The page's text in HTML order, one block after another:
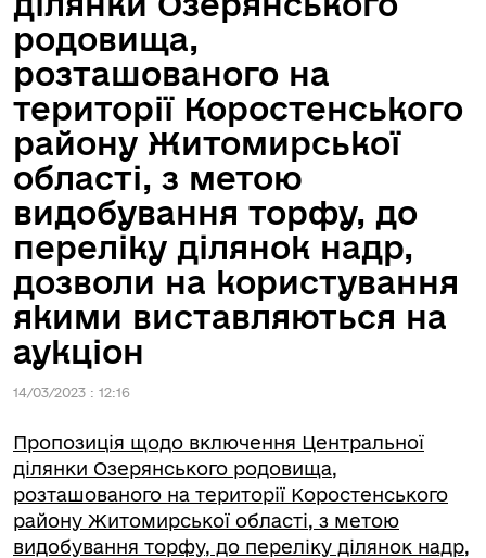
родовища,
розташованого на
території Коростенського
району Житомирської
області, з метою
видобування торфу, до
переліку ділянок надр,
дозволи на користування
якими виставляються на
аукціон
14/03/2023 : 12:16
Пропозиція щодо включення Центральної
ділянки Озерянського родовища,
розташованого на території Коростенського
району Житомирської області, з метою
видобування торфу, до переліку ділянок надр,